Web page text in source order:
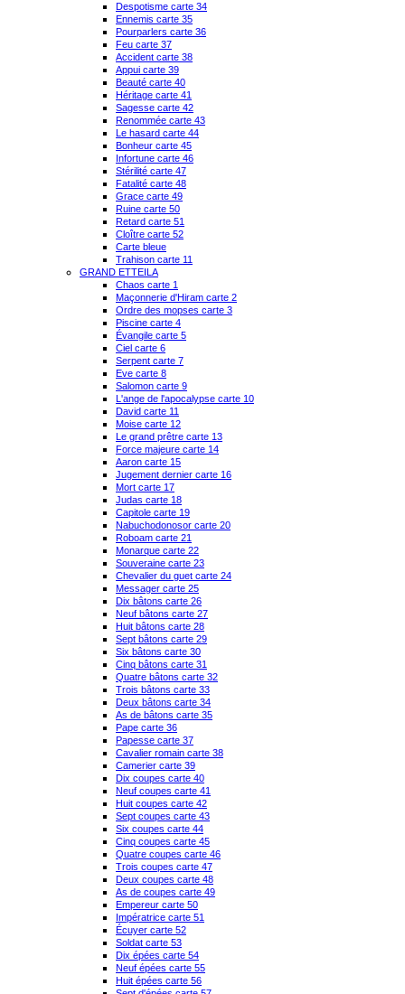
Despotisme carte 34
Ennemis carte 35
Pourparlers carte 36
Feu carte 37
Accident carte 38
Appui carte 39
Beauté carte 40
Héritage carte 41
Sagesse carte 42
Renommée carte 43
Le hasard carte 44
Bonheur carte 45
Infortune carte 46
Stérilité carte 47
Fatalité carte 48
Grace carte 49
Ruine carte 50
Retard carte 51
Cloître carte 52
Carte bleue
Trahison carte 11
GRAND ETTEILA
Chaos carte 1
Maçonnerie d'Hiram carte 2
Ordre des mopses carte 3
Piscine carte 4
Évangile carte 5
Ciel carte 6
Serpent carte 7
Eve carte 8
Salomon carte 9
L'ange de l'apocalypse carte 10
David carte 11
Moise carte 12
Le grand prêtre carte 13
Force majeure carte 14
Aaron carte 15
Jugement dernier carte 16
Mort carte 17
Judas carte 18
Capitole carte 19
Nabuchodonosor carte 20
Roboam carte 21
Monarque carte 22
Souveraine carte 23
Chevalier du guet carte 24
Messager carte 25
Dix bâtons carte 26
Neuf bâtons carte 27
Huit bâtons carte 28
Sept bâtons carte 29
Six bâtons carte 30
Cinq bâtons carte 31
Quatre bâtons carte 32
Trois bâtons carte 33
Deux bâtons carte 34
As de bâtons carte 35
Pape carte 36
Papesse carte 37
Cavalier romain carte 38
Camerier carte 39
Dix coupes carte 40
Neuf coupes carte 41
Huit coupes carte 42
Sept coupes carte 43
Six coupes carte 44
Cinq coupes carte 45
Quatre coupes carte 46
Trois coupes carte 47
Deux coupes carte 48
As de coupes carte 49
Empereur carte 50
Impératrice carte 51
Écuyer carte 52
Soldat carte 53
Dix épées carte 54
Neuf épées carte 55
Huit épées carte 56